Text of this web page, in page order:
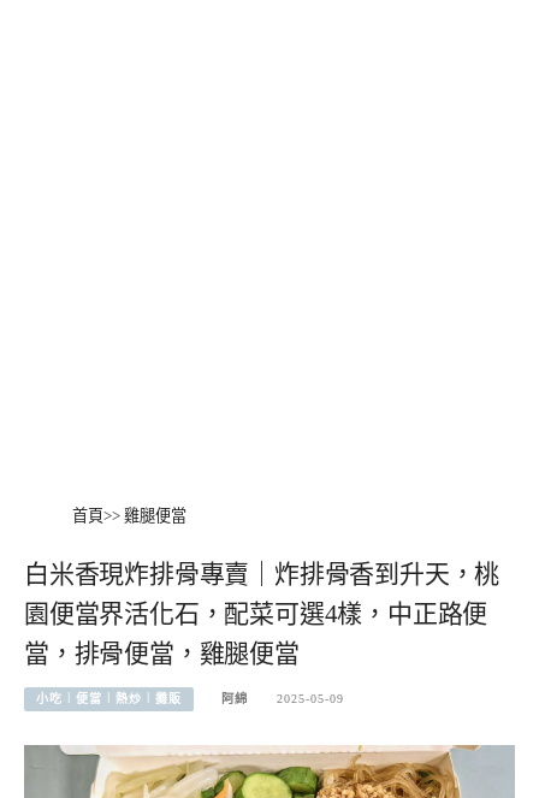
首頁>> 雞腿便當
白米香現炸排骨專賣｜炸排骨香到升天，桃
園便當界活化石，配菜可選4樣，中正路便
當，排骨便當，雞腿便當
小吃︱便當︱熱炒︱攤販 阿綿 2025-05-09